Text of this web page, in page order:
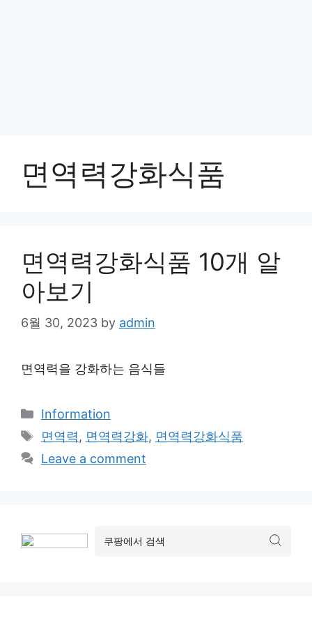
면역력강화식품
면역력강화식품 10개 알
아보기
6월 30, 2023 by admin
면역력을 강화하는 음식들
Categories
Information
Tags
면역력, 면역력강화, 면역력강화식품
Leave a comment